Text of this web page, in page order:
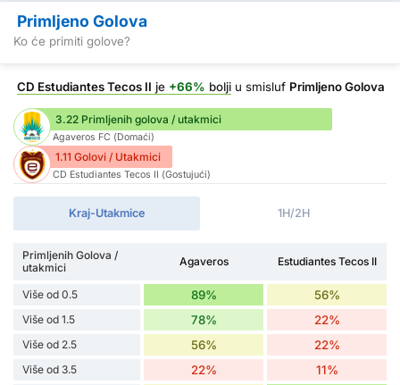
Primljeno Golova
Ko će primiti golove?
CD Estudiantes Tecos II je +66% bolji u smisluf Primljeno Golova
3.22 Primljenih golova / utakmici
Agaveros FC (Domaći)
1.11 Golovi / Utakmici
CD Estudiantes Tecos II (Gostujući)
Kraj-Utakmice 1H/2H
Primljenih Golova /
utakmici
Agaveros Estudiantes Tecos II
Više od 0.5 89% 56%
Više od 1.5 78% 22%
Više od 2.5 56% 22%
Više od 3.5 22% 11%